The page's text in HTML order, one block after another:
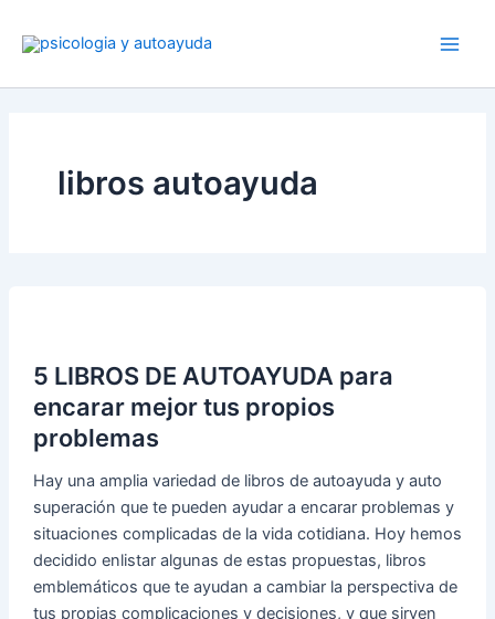
libros autoayuda
5 LIBROS DE AUTOAYUDA para
encarar mejor tus propios
problemas
Hay una amplia variedad de libros de autoayuda y auto
superación que te pueden ayudar a encarar problemas y
situaciones complicadas de la vida cotidiana. Hoy hemos
decidido enlistar algunas de estas propuestas, libros
emblemáticos que te ayudan a cambiar la perspectiva de
tus propias complicaciones y decisiones, y que sirven